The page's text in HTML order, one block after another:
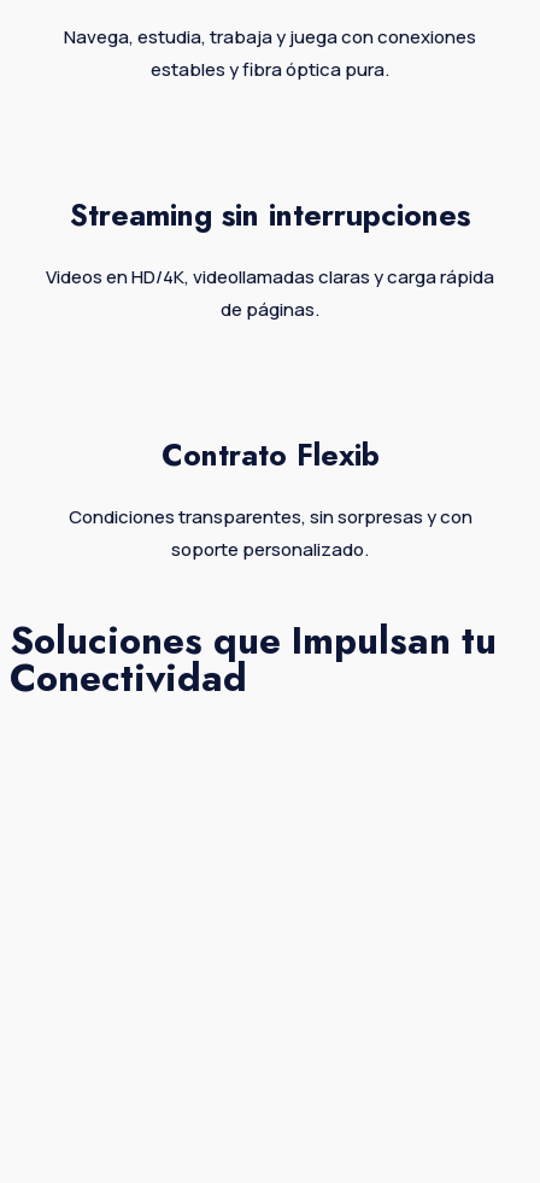
Navega, estudia, trabaja y juega con conexiones
estables y fibra óptica pura.
Streaming sin interrupciones
Videos en HD/4K, videollamadas claras y carga rápida
de páginas.
Contrato Flexib
Condiciones transparentes, sin sorpresas y con
soporte personalizado.
Soluciones que Impulsan tu
Conectividad